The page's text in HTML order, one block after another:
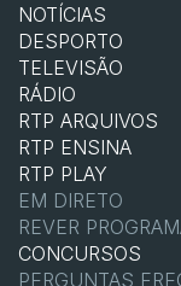
NOTÍCIAS
DESPORTO
TELEVISÃO
RÁDIO
RTP ARQUIVOS
RTP ENSINA
RTP PLAY
EM DIRETO
REVER
CONCURSOS
PERGUNTAS